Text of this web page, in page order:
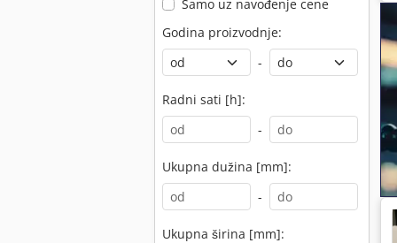
Samo uz navođenje cene
Godina proizvodnje:
-
Radni sati [h]:
-
Ukupna dužina [mm]:
-
Ukupna širina [mm]: